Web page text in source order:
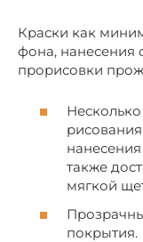
Краски как
фона, нанесения
прорисовки
также
мягкой
покрытия.